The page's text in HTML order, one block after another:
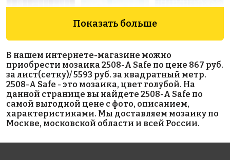
AKE206
Испания
340x340
AKE198
Испания
340x340
AKE190
Испания
313x495
Показать больше
В нашем интернете-магазине можно
приобрести мозаика 2508-А Safe по цене 867 руб.
за лист(сетку)/ 5593 руб. за квадратный метр.
2508-А Safe - это мозаика, цвет голубой. На
данной странице вы найдете 2508-А Safe по
самой выгодной цене с фото, описанием,
характеристиками. Мы доставляем мозаику по
Москве, московской области и всей России.